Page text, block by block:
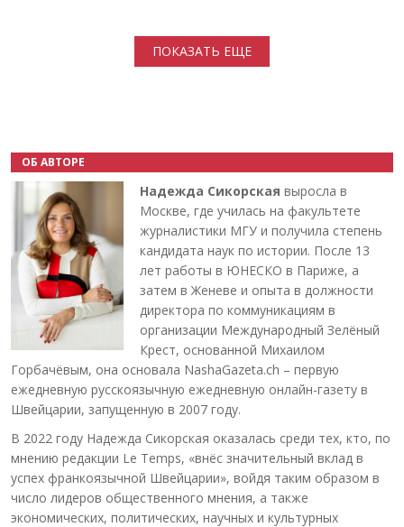
ПОКАЗАТЬ ЕЩЕ
ОБ АВТОРЕ
Надежда Сикорская выросла в
Москве, где училась на факультете
журналистики МГУ и получила степень
кандидата наук по истории. После 13
лет работы в ЮНЕСКО в Париже, а
затем в Женеве и опыта в должности
директора по коммуникациям в
организации Международный Зелёный
Крест, основанной Михаилом
Горбачёвым, она основала NashaGazeta.ch – первую
ежедневную русскоязычную ежедневную онлайн-газету в
Швейцарии, запущенную в 2007 году.
В 2022 году Надежда Сикорская оказалась среди тех, кто, по
мнению редакции Le Temps, «внёс значительный вклад в
успех франкоязычной Швейцарии», войдя таким образом в
число лидеров общественного мнения, а также
экономических, политических, научных и культурных